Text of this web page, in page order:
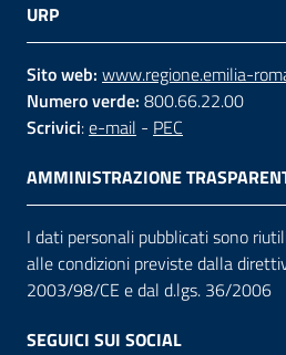
URP
Sito web: www.regione.emilia-
Numero verde: 800.66.22.00
Scrivici:e-mail - PEC
AMMINISTRAZIONE
I dati personali pubblicati sono
alle condizioni previste dalla
2003/98/CE e dal d.lgs. 36/2006
SEGUICI SUI SOCIAL